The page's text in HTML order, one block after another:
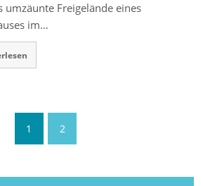
umzäunte Freigelände eines
im…
1 2